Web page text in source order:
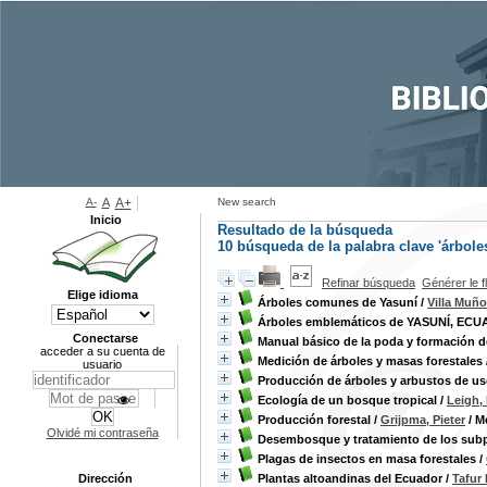
New search
Resultado de la búsqueda
10 búsqueda de la palabra clave
Refinar búsqueda Générer le
Árboles comunes de Yasuní / Villa
Árboles emblemáticos de YASUNÍ,
Manual básico de la poda y formación
Medición de árboles y masas forestales
Producción de árboles y arbustos de
Ecología de un bosque tropical / Leigh,
Producción forestal / Grijpma, Pieter /
Desembosque y tratamiento de los
Plagas de insectos en masa forestales /
Plantas altoandinas del Ecuador/ Tafur
A- A A+
Inicio
Elige idioma
Conectarse
acceder a su cuenta de
usuario
Olvidé mi contraseña
Dirección